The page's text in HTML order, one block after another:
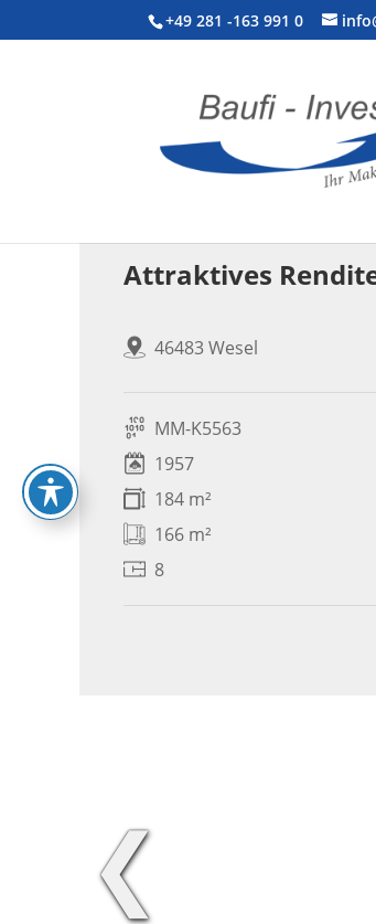
+49 281 -163 991 0
Attraktives
46483 Wesel
MM-K5563
1957
184 m²
166 m²
8
❮